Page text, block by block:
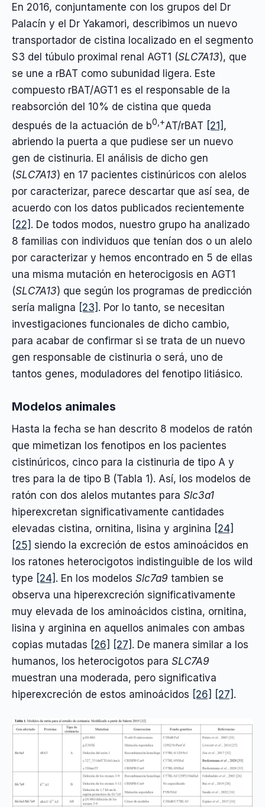
En 2016, conjuntamente con los grupos del Dr
Palacín y el Dr Yakamori, describimos un nuevo
transportador de cistina localizado en el segmento
S3 del túbulo proximal renal AGT1 (SLC7A13), que
se une a rBAT como subunidad ligera. Este
compuesto rBAT/AGT1 es el responsable de la
reabsorción del 10% de cistina que queda
después de la actuación de b0,+AT/rBAT [21] ,
abriendo la puerta a que pudiese ser un nuevo
gen de cistinuria. El análisis de dicho gen
(SLC7A13) en 17 pacientes cistinúricos con alelos
por caracterizar, parece descartar que así sea, de
acuerdo con los datos publicados recientemente
[22] . De todos modos, nuestro grupo ha analizado
8 familias con individuos que tenían dos o un alelo
por caracterizar y hemos encontrado en 5 de ellas
una misma mutación en heterocigosis en AGT1
(SLC7A13) que según los programas de predicción
sería maligna [23] . Por lo tanto, se necesitan
investigaciones funcionales de dicho cambio,
para acabar de confirmar si se trata de un nuevo
gen responsable de cistinuria o será, uno de
tantos genes, moduladores del fenotipo litiásico.
Modelos animales
Hasta la fecha se han descrito 8 modelos de ratón
que mimetizan los fenotipos en los pacientes
cistinúricos, cinco para la cistinuria de tipo A y
tres para la de tipo B (Tabla 1). Así, los modelos de
ratón con dos alelos mutantes para Slc3a1
hiperexcretan significativamente cantidades
elevadas cistina, ornitina, lisina y arginina [24]
[25] siendo la excreción de estos aminoácidos en
los ratones heterocigotos indistinguible de los wild
type [24] . En los modelos Slc7a9 tambien se
observa una hiperexcreción significativamente
muy elevada de los aminoácidos cistina, ornitina,
lisina y arginina en aquellos animales con ambas
copias mutadas [26] [27] . De manera similar a los
humanos, los heterocigotos para SLC7A9
muestran una moderada, pero significativa
hiperexcreción de estos aminoácidos [26] [27] .